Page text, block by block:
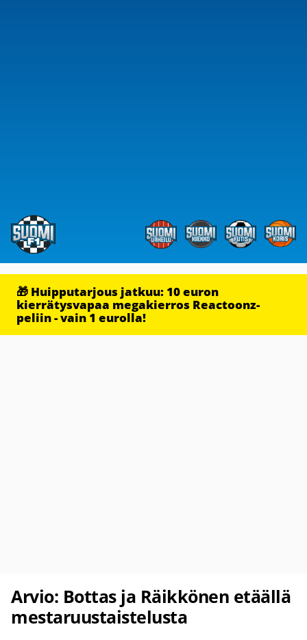
🎁 Huipputarjous jatkuu: 10 euron
kierrätysvapaa megakierros Reactoonz-
peliin - vain 1 eurolla!
Arvio: Bottas ja Räikkönen etäällä
mestaruustaistelusta